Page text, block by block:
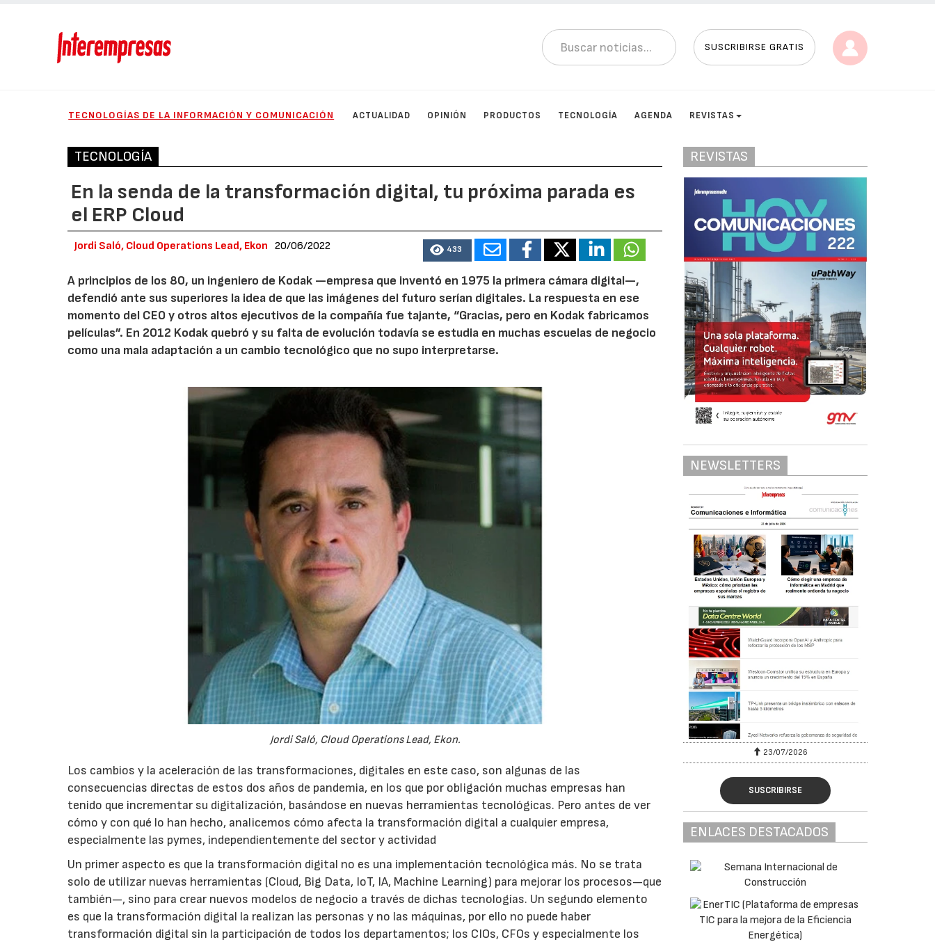
SUSCRIBIRSE GRATIS
TECNOLOGÍAS DE LA INFORMACIÓN Y COMUNICACIÓN ACTUALIDAD OPINIÓN PRODUCTOS TECNOLOGÍA AGENDA REVISTAS
TECNOLOGÍA
En la senda de la transformación digital, tu próxima parada es
el ERP Cloud
Jordi Saló, Cloud Operations Lead, Ekon 20/06/2022 433
A principios de los 80, un ingeniero de Kodak —empresa que inventó en 1975 la primera cámara digital—,
defendió ante sus superiores la idea de que las imágenes del futuro serían digitales. La respuesta en ese
momento del CEO y otros altos ejecutivos de la compañía fue tajante, “Gracias, pero en Kodak fabricamos
películas”. En 2012 Kodak quebró y su falta de evolución todavía se estudia en muchas escuelas de negocio
como una mala adaptación a un cambio tecnológico que no supo interpretarse.
Jordi Saló, Cloud Operations Lead, Ekon.
Los cambios y la aceleración de las transformaciones, digitales en este caso, son algunas de las
consecuencias directas de estos dos años de pandemia, en los que por obligación muchas empresas han
tenido que incrementar su digitalización, basándose en nuevas herramientas tecnológicas. Pero antes de ver
cómo y con qué lo han hecho, analicemos cómo afecta la transformación digital a cualquier empresa,
especialmente las pymes, independientemente del sector y actividad
Un primer aspecto es que la transformación digital no es una implementación tecnológica más. No se trata
solo de utilizar nuevas herramientas (Cloud, Big Data, IoT, IA, Machine Learning) para mejorar los procesos—que
también—, sino para crear nuevos modelos de negocio a través de dichas tecnologías. Un segundo elemento
es que la transformación digital la realizan las personas y no las máquinas, por ello no puede haber
transformación digital sin la participación de todos los departamentos; los CIOs, CFOs y especialmente los
REVISTAS
NEWSLETTERS
23/07/2026
SUSCRIBIRSE
ENLACES DESTACADOS